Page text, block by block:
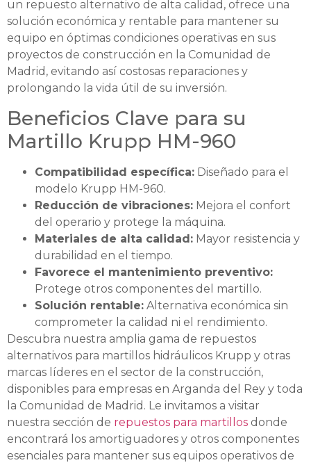
un repuesto alternativo de alta calidad, ofrece una
solución económica y rentable para mantener su
equipo en óptimas condiciones operativas en sus
proyectos de construcción en la Comunidad de
Madrid, evitando así costosas reparaciones y
prolongando la vida útil de su inversión.
Beneficios Clave para su
Martillo Krupp HM-960
Compatibilidad específica: Diseñado para el
modelo Krupp HM-960.
Reducción de vibraciones: Mejora el confort
del operario y protege la máquina.
Materiales de alta calidad: Mayor resistencia y
durabilidad en el tiempo.
Favorece el mantenimiento preventivo:
Protege otros componentes del martillo.
Solución rentable: Alternativa económica sin
comprometer la calidad ni el rendimiento.
Descubra nuestra amplia gama de repuestos
alternativos para martillos hidráulicos Krupp y otras
marcas líderes en el sector de la construcción,
disponibles para empresas en Arganda del Rey y toda
la Comunidad de Madrid. Le invitamos a visitar
nuestra sección de repuestos para martillos donde
encontrará los amortiguadores y otros componentes
esenciales para mantener sus equipos operativos de